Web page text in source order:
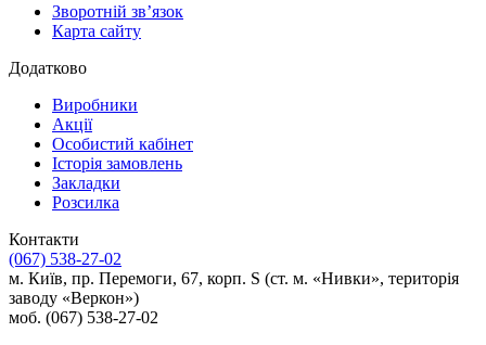
Зворотній зв’язок
Карта сайту
Додатково
Виробники
Акції
Особистий кабінет
Історія замовлень
Закладки
Розсилка
Контакти
(067) 538-27-02
м. Київ, пр. Перемоги, 67, корп. S (ст. м. «Нивки», територія
заводу «Веркон»)
моб. (067) 538-27-02